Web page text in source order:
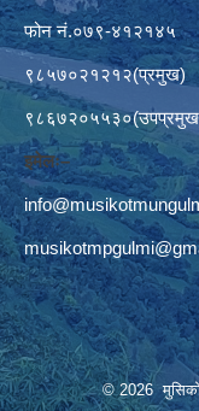
फोन नं.०७९-४१२१४५
९८५७०२१२१२(प्रमुख)
इमेलः–
© 2026 मुसिकोट